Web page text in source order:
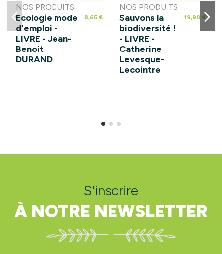
NOS PRODUITS
Ecologie mode
d'emploi -
LIVRE - Jean-
Benoit
DURAND
8,65 €
NOS PRODUITS
Sauvons la
biodiversité !
- LIVRE -
Catherine
Levesque-
Lecointre
19,90 €
S'inscrire
À NOTRE NEWSLETTER